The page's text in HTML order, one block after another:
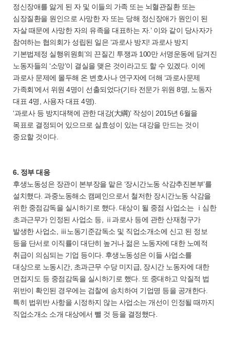
정신장애를 앓게 된 자 및 이들의 가족 또는 뇌혈관질환 또는
심장질환을 원인으로 사망한 자 또는 당해 정신장애가 원인이 된
자살 때문에 사망한 자의 유족을 대표하는 자.’ 이와 같이 당사자가
참여하는 협의회가 성립된 일은 ‘과로사 방지! 과로사 방지
기본법제정 실행위원회’의 끈질긴 투쟁과 100만 서명운동에 담겨진
노동자들의 ‘소망’이 결실을 맺은 것이라고도 할 수 있겠다. 이에
과로사 문제에 몰두해 온 변호사나 연구자에 더해 ‘과로사문제
가족회’에서 위원 4명이 선출되었다(기타 전문가 위원 8명, 노동자
대표 4명, 사용자 대표 4명).
‘과로사 등 방지대책에 관한 대강(大綱)’ 작성이 2015년 6월을
목표로 결정되어 있으므로 실효성이 있는 대강을 만드는 것이
중요할 것이다.
6. 정부 대응
후생노동성은 장관이 본부장을 맡은 ‘장시간노동 삭감추진본부’를
설치했다. 과중노동해소 캠페인으로서 철저한 장시간노동 삭감을
위한 중점감독을 실시하기로 했다. 대상이 될 중점 사업소는 ⅰ심한
초과근무가 인정된 사업소 등, ⅱ과로사 등에 관한 산재청구가
발생한 사업소, ⅲ노동기준감독소 및 직업소개소에 신고 된 정보
등을 단서로 이직률이 대단히 높거나 젊은 노동자에 대한 노예적
취급이 의심되는 기업 등이다. 후생노동성은 이들 사업소를
대상으로 노동시간, 초과근무 수당 미지급, 장시간 노동자에 대한
면접지도 등 중점감독을 실시하기로 했다. 또 중대하고 악질적 법
위반이 확인된 경우에는 검찰에 송치하여 기업명 등을 공개한다.
특히 법위반 사항을 시정하지 않는 사업소는 개선이 인정될 때까지
직업소개소 소개 대상에서 뺄 것 등을 결정했다.